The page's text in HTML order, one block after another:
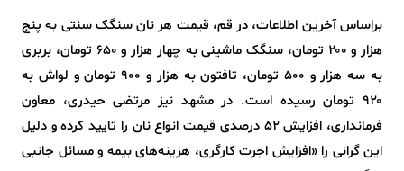
براساس آخرین اطلاعات، در قم، قیمت هر نان سنگک سنتی به پنج
هزار و ۲۰۰ تومان، سنگک ماشینی به چهار هزار و ۶۵۰ تومان، بربری
به سه هزار و ۵۰۰ تومان، تافتون به هزار و ۹۰۰ تومان و لواش به
۹۲۰ تومان رسیده است. در مشهد نیز مرتضی حیدری، معاون
فرمانداری، افزایش ۵۲ درصدی قیمت انواع نان را تایید کرده و دلیل
این گرانی را «افزایش اجرت کارگری، هزینه‌های بیمه و مسائل جانبی